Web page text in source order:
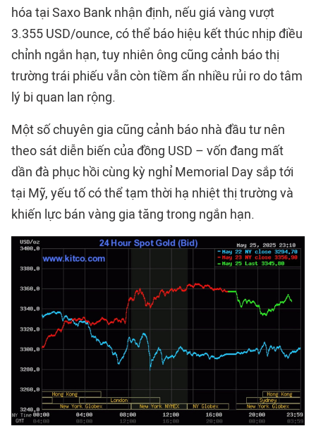
hóa tại Saxo Bank nhận định, nếu giá vàng vượt
3.355 USD/ounce, có thể báo hiệu kết thúc nhịp điều
chỉnh ngắn hạn, tuy nhiên ông cũng cảnh báo thị
trường trái phiếu vẫn còn tiềm ẩn nhiều rủi ro do tâm
lý bi quan lan rộng.
Một số chuyên gia cũng cảnh báo nhà đầu tư nên
theo sát diễn biến của đồng USD – vốn đang mất
dần đà phục hồi cùng kỳ nghỉ Memorial Day sắp tới
tại Mỹ, yếu tố có thể tạm thời hạ nhiệt thị trường và
khiến lực bán vàng gia tăng trong ngắn hạn.